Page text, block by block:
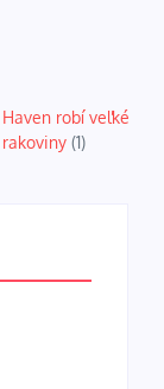
robí veľké
(1)